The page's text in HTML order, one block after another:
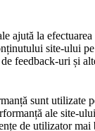
ajută la
site-ului
feedback-uri și
sunt utilizate
ale site-
de utilizator